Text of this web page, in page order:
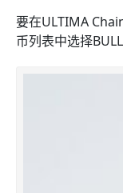
要在ULTIMA
币列表中选择